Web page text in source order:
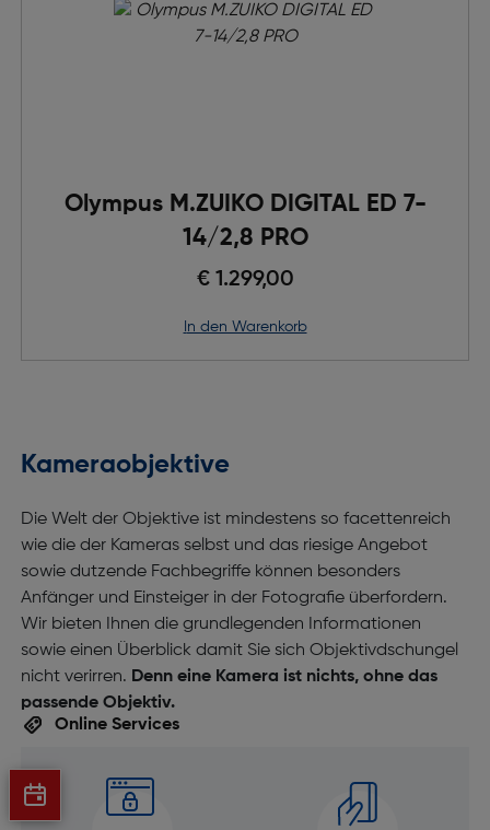
Olympus M.ZUIKO DIGITAL ED 7-
14/2,8 PRO
€ 1.299,00
in den Warenkorb
Kameraobjektive
Die Welt der Objektive ist mindestens so facettenreich
wie die der Kameras selbst und das riesige Angebot
sowie dutzende Fachbegriffe können besonders
Anfänger und Einsteiger in der Fotografie überfordern.
Wir bieten Ihnen die grundlegenden Informationen
sowie einen Überblick damit Sie sich Objektivdschungel
nicht verirren. Denn eine Kamera ist nichts, ohne das
passende Objektiv.
Online Services